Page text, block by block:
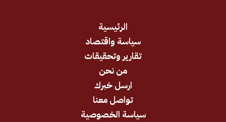
سياسة واقتصاد
تقارير وتحقيقات
ارسل خبرك
تواصل معنا
سياسة الخصوصية